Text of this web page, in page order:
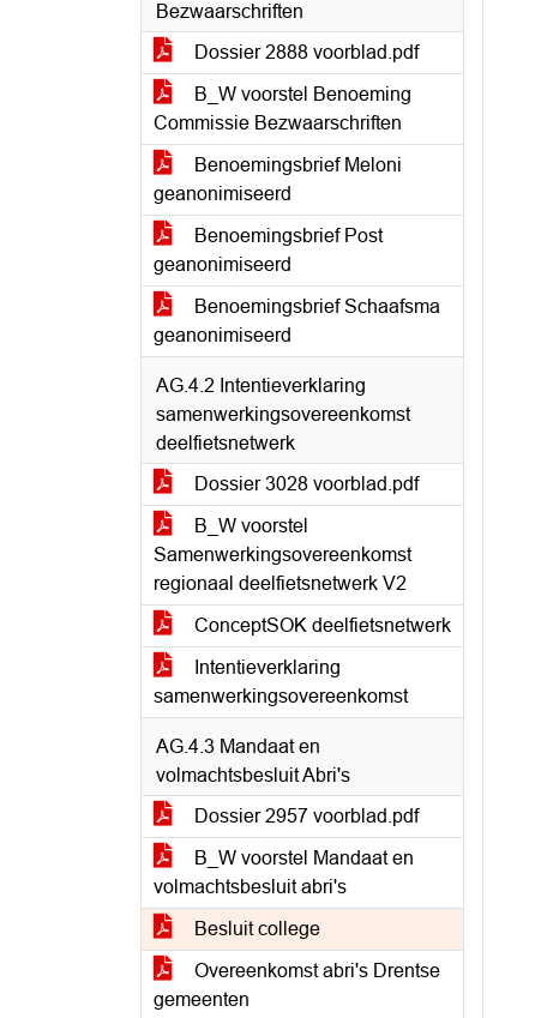
Bezwaarschriften
Dossier 2888 voorblad.pdf
B_W voorstel Benoeming
Commissie Bezwaarschriften
Benoemingsbrief Meloni
geanonimiseerd
Benoemingsbrief Post
geanonimiseerd
Benoemingsbrief Schaafsma
geanonimiseerd
AG.4.2 Intentieverklaring
samenwerkingsovereenkomst
deelfietsnetwerk
Dossier 3028 voorblad.pdf
B_W voorstel
Samenwerkingsovereenkomst
regionaal deelfietsnetwerk V2
ConceptSOK deelfietsnetwerk
Intentieverklaring
samenwerkingsovereenkomst
AG.4.3 Mandaat en
volmachtsbesluit Abri's
Dossier 2957 voorblad.pdf
B_W voorstel Mandaat en
volmachtsbesluit abri's
Besluit college
Overeenkomst abri's Drentse
gemeenten